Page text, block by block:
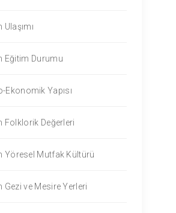
Ulaşımı
Eğitim Durumu
Ekonomik Yapısı
Folklorik Değerleri
Yöresel Mutfak Kültürü
Gezi ve Mesire Yerleri